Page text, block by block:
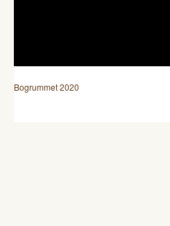
Bogrummet 2020